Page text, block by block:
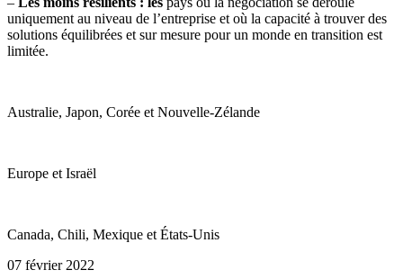
uniquement au niveau de l’entreprise et où la capacité à trouver des
solutions équilibrées et sur mesure pour un monde en transition est
limitée.
Australie, Japon, Corée et Nouvelle-Zélande
Europe et Israël
Canada, Chili, Mexique et États-Unis
07 février 2022